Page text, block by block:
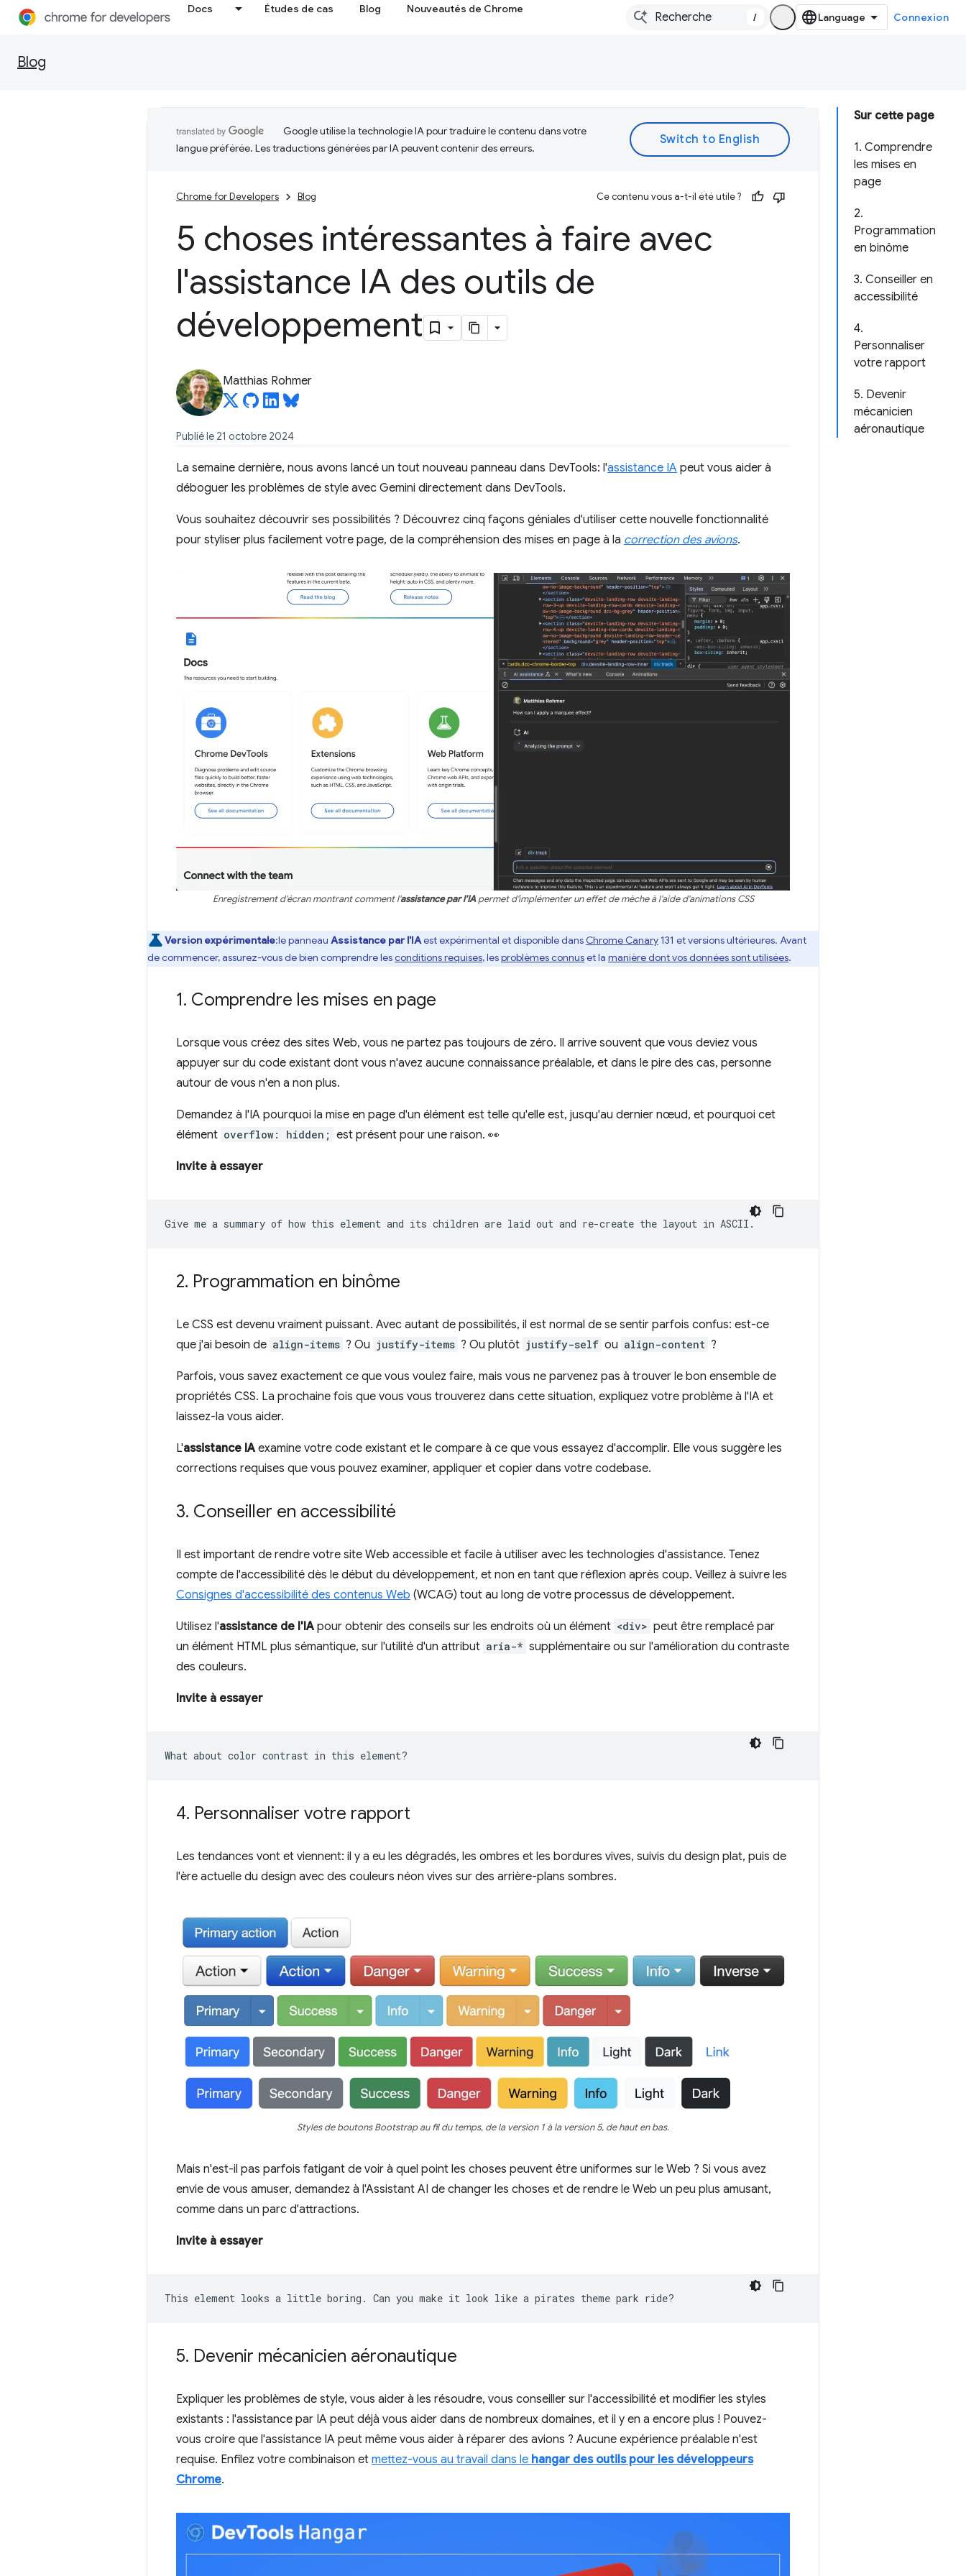
Docs Études de cas Blog Nouveautés de Chrome
/ Connexion
Blog
Sur cette page
1. Comprendre
les mises en
page
2.
Programmation
en binôme
3. Conseiller en
accessibilité
4.
Personnaliser
votre rapport
5. Devenir
mécanicien
aéronautique
Google utilise la technologie IA pour traduire le contenu dans votre
langue préférée. Les traductions générées par IA peuvent contenir des erreurs.
Chrome for Developers Blog Ce contenu vous a-t-il été utile ?
5 choses intéressantes à faire avec
l'assistance IA des outils de
développement
Matthias Rohmer
Publié le 21 octobre 2024
La semaine dernière, nous avons lancé un tout nouveau panneau dans DevTools: l'assistance IA peut vous aider à
déboguer les problèmes de style avec Gemini directement dans DevTools.
Vous souhaitez découvrir ses possibilités ? Découvrez cinq façons géniales d'utiliser cette nouvelle fonctionnalité
pour styliser plus facilement votre page, de la compréhension des mises en page à la correction des avions.
Enregistrement d'écran montrant comment l'assistance par l'IApermet d'implémenter un effet de mèche à l'aide d'animations CSS
Version expérimentale:le panneau Assistance par l'IAest expérimental et disponible dans Chrome Canary131 et versions ultérieures. Avant
de commencer, assurez-vous de bien comprendre lesconditions requises, lesproblèmes connuset la manière dont vos données sont utilisées.
1. Comprendre les mises en page
Lorsque vous créez des sites Web, vous ne partez pas toujours de zéro. Il arrive souvent que vous deviez vous
appuyer sur du code existant dont vous n'avez aucune connaissance préalable, et dans le pire des cas, personne
autour de vous n'en a non plus.
Demandez à l'IA pourquoi la mise en page d'un élément est telle qu'elle est, jusqu'au dernier nœud, et pourquoi cet
élément overflow: hidden; est présent pour une raison. 👀
Invite à essayer
2. Programmation en binôme
Le CSS est devenu vraiment puissant. Avec autant de possibilités, il est normal de se sentir parfois confus: est-ce
que j'ai besoin de align-items ? Ou justify-items ? Ou plutôt justify-self ou align-content ?
Parfois, vous savez exactement ce que vous voulez faire, mais vous ne parvenez pas à trouver le bon ensemble de
propriétés CSS. La prochaine fois que vous vous trouverez dans cette situation, expliquez votre problème à l'IA et
laissez-la vous aider.
L'assistance IA examine votre code existant et le compare à ce que vous essayez d'accomplir. Elle vous suggère les
corrections requises que vous pouvez examiner, appliquer et copier dans votre codebase.
3. Conseiller en accessibilité
Il est important de rendre votre site Web accessible et facile à utiliser avec les technologies d'assistance. Tenez
compte de l'accessibilité dès le début du développement, et non en tant que réflexion après coup. Veillez à suivre les
Consignes d'accessibilité des contenus Web (WCAG) tout au long de votre processus de développement.
Utilisez l'assistance de l'IA pour obtenir des conseils sur les endroits où un élément <div> peut être remplacé par
un élément HTML plus sémantique, sur l'utilité d'un attribut aria-* supplémentaire ou sur l'amélioration du contraste
des couleurs.
Invite à essayer
4. Personnaliser votre rapport
Les tendances vont et viennent: il y a eu les dégradés, les ombres et les bordures vives, suivis du design plat, puis de
l'ère actuelle du design avec des couleurs néon vives sur des arrière-plans sombres.
Styles de boutons Bootstrap au fil du temps, de la version 1 à la version 5, de haut en bas.
Mais n'est-il pas parfois fatigant de voir à quel point les choses peuvent être uniformes sur le Web ? Si vous avez
envie de vous amuser, demandez à l'Assistant AI de changer les choses et de rendre le Web un peu plus amusant,
comme dans un parc d'attractions.
Invite à essayer
5. Devenir mécanicien aéronautique
Expliquer les problèmes de style, vous aider à les résoudre, vous conseiller sur l'accessibilité et modifier les styles
existants : l'assistance par IA peut déjà vous aider dans de nombreux domaines, et il y en a encore plus ! Pouvez-
vous croire que l'assistance IA peut même vous aider à réparer des avions ? Aucune expérience préalable n'est
requise. Enfilez votre combinaison et mettez-vous au travail dans le hangar des outils pour les développeurs
Chrome.